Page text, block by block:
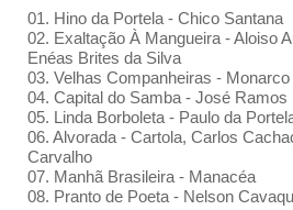
01. Hino da Portela - Chico Santana
02. Exaltação À Mangueira - Aloiso
Enéas Brites da Silva
03. Velhas Companheiras - Monarco
04. Capital do Samba - José Ramos
05. Linda Borboleta - Paulo da
06. Alvorada - Cartola, Carlos
Carvalho
07. Manhã Brasileira - Manacéa
08. Pranto de Poeta - Nelson